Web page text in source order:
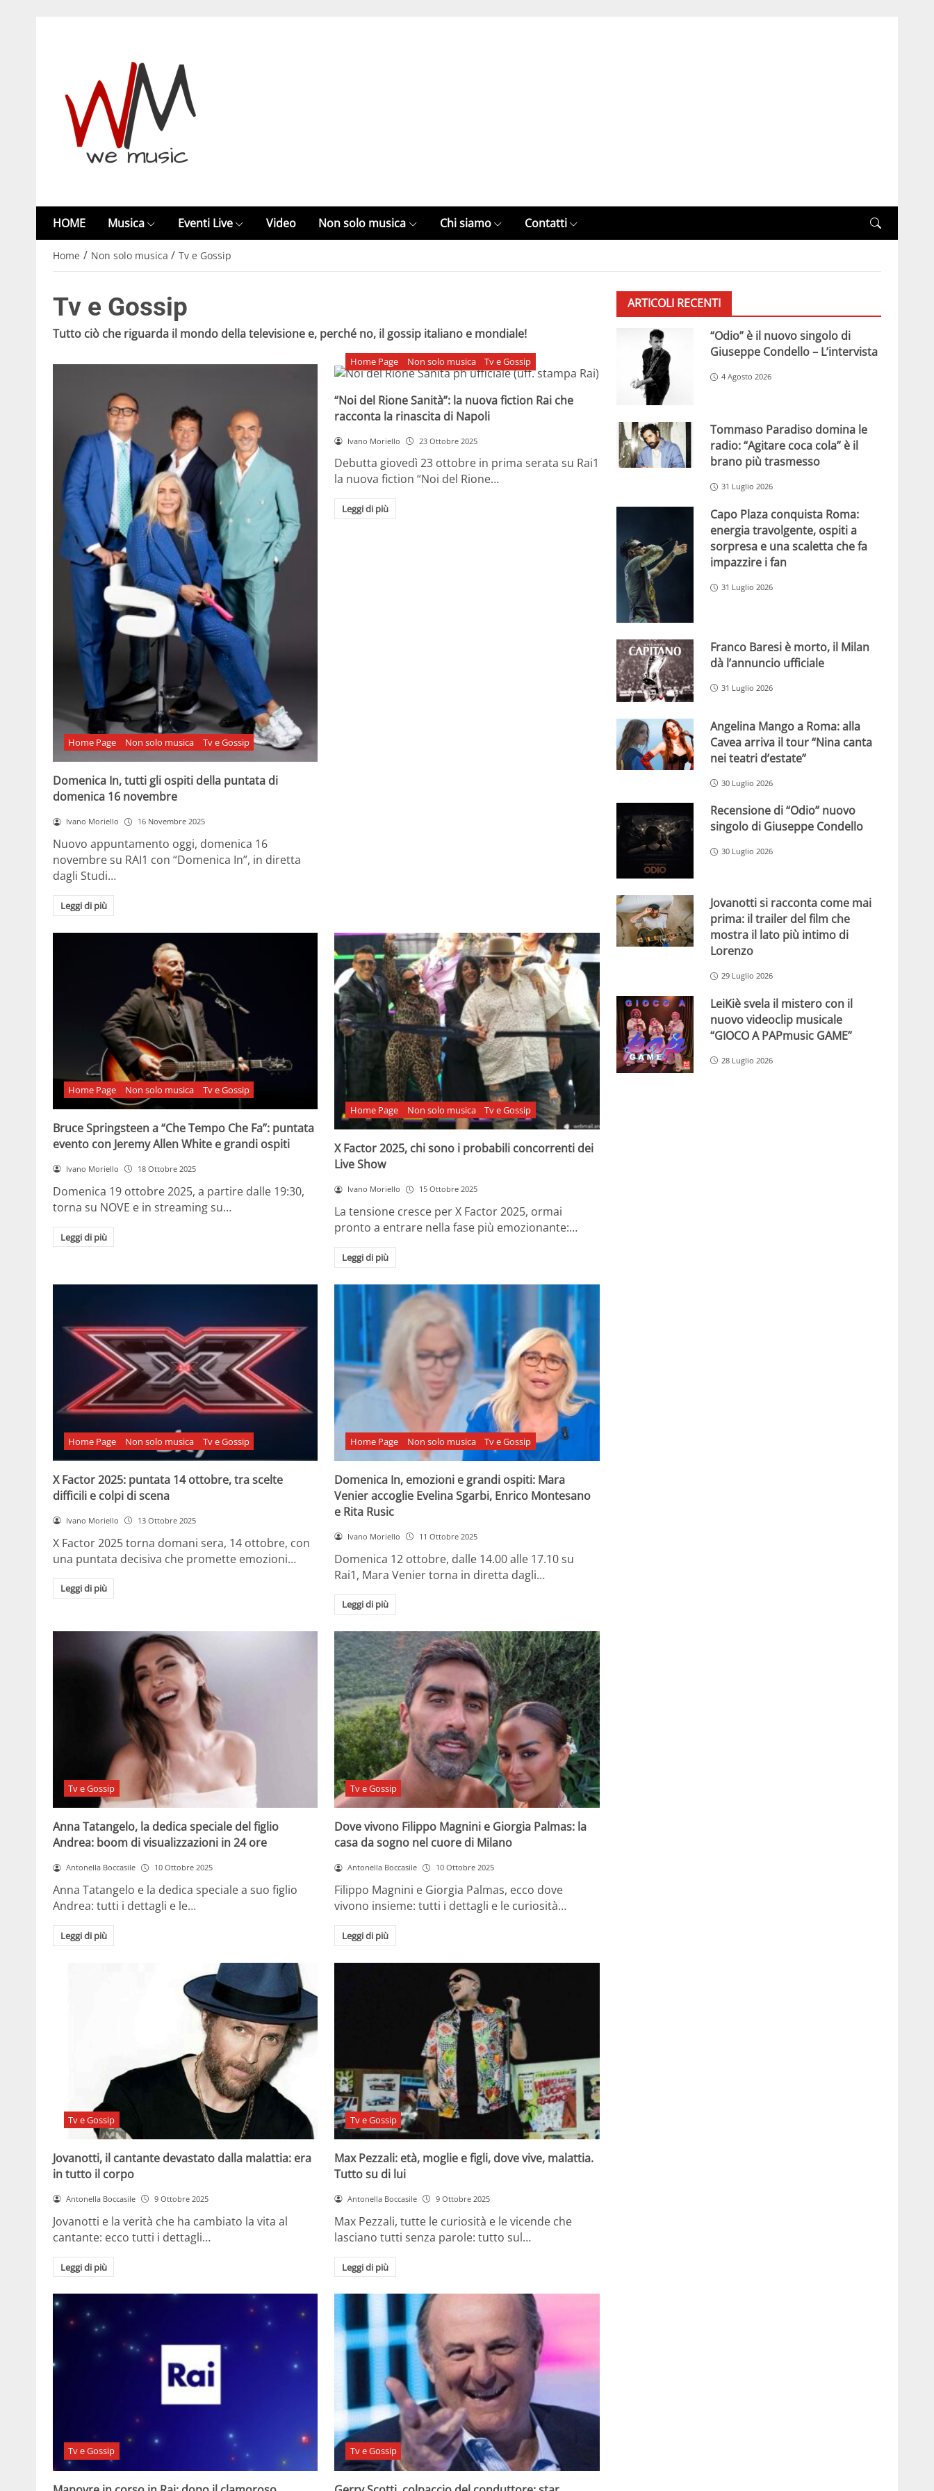
HOME Musica Eventi Live Video Non solo musica Chi siamo Contatti
Home / Non solo musica / Tv e Gossip
Tv e Gossip
Tutto ciò che riguarda il mondo della televisione e, perché no, il gossip italiano e mondiale!
Home Page Non solo musica Tv e Gossip
Domenica In, tutti gli ospiti della puntata di
domenica 16 novembre
Ivano Moriello 16 Novembre 2025
Nuovo appuntamento oggi, domenica 16
novembre su RAI1 con “Domenica In”, in diretta
dagli Studi…
Leggi di più
Home Page Non solo musica Tv e Gossip
“Noi del Rione Sanità”: la nuova fiction Rai che
racconta la rinascita di Napoli
Ivano Moriello 23 Ottobre 2025
Debutta giovedì 23 ottobre in prima serata su Rai1
la nuova fiction “Noi del Rione…
Leggi di più
Home Page Non solo musica Tv e Gossip
Bruce Springsteen a “Che Tempo Che Fa”: puntata
evento con Jeremy Allen White e grandi ospiti
Ivano Moriello 18 Ottobre 2025
Domenica 19 ottobre 2025, a partire dalle 19:30,
torna su NOVE e in streaming su…
Leggi di più
Home Page Non solo musica Tv e Gossip
X Factor 2025, chi sono i probabili concorrenti dei
Live Show
Ivano Moriello 15 Ottobre 2025
La tensione cresce per X Factor 2025, ormai
pronto a entrare nella fase più emozionante:…
Leggi di più
Home Page Non solo musica Tv e Gossip
X Factor 2025: puntata 14 ottobre, tra scelte
difficili e colpi di scena
Ivano Moriello 13 Ottobre 2025
X Factor 2025 torna domani sera, 14 ottobre, con
una puntata decisiva che promette emozioni…
Leggi di più
Home Page Non solo musica Tv e Gossip
Domenica In, emozioni e grandi ospiti: Mara
Venier accoglie Evelina Sgarbi, Enrico Montesano
e Rita Rusic
Ivano Moriello 11 Ottobre 2025
Domenica 12 ottobre, dalle 14.00 alle 17.10 su
Rai1, Mara Venier torna in diretta dagli…
Leggi di più
Tv e Gossip
Anna Tatangelo, la dedica speciale del figlio
Andrea: boom di visualizzazioni in 24 ore
Antonella Boccasile 10 Ottobre 2025
Anna Tatangelo e la dedica speciale a suo figlio
Andrea: tutti i dettagli e le…
Leggi di più
Tv e Gossip
Dove vivono Filippo Magnini e Giorgia Palmas: la
casa da sogno nel cuore di Milano
Antonella Boccasile 10 Ottobre 2025
Filippo Magnini e Giorgia Palmas, ecco dove
vivono insieme: tutti i dettagli e le curiosità…
Leggi di più
Tv e Gossip
Jovanotti, il cantante devastato dalla malattia: era
in tutto il corpo
Antonella Boccasile 9 Ottobre 2025
Jovanotti e la verità che ha cambiato la vita al
cantante: ecco tutti i dettagli…
Leggi di più
Tv e Gossip
Max Pezzali: età, moglie e figli, dove vive, malattia.
Tutto su di lui
Antonella Boccasile 9 Ottobre 2025
Max Pezzali, tutte le curiosità e le vicende che
lasciano tutti senza parole: tutto sul…
Leggi di più
Tv e Gossip Tv e Gossip
ARTICOLI RECENTI
“Odio” è il nuovo singolo di
Giuseppe Condello – L’intervista
4 Agosto 2026
Tommaso Paradiso domina le
radio: “Agitare coca cola” è il
brano più trasmesso
31 Luglio 2026
Capo Plaza conquista Roma:
energia travolgente, ospiti a
sorpresa e una scaletta che fa
impazzire i fan
31 Luglio 2026
Franco Baresi è morto, il Milan
dà l’annuncio ufficiale
31 Luglio 2026
Angelina Mango a Roma: alla
Cavea arriva il tour “Nina canta
nei teatri d’estate”
30 Luglio 2026
Recensione di “Odio” nuovo
singolo di Giuseppe Condello
30 Luglio 2026
Jovanotti si racconta come mai
prima: il trailer del film che
mostra il lato più intimo di
Lorenzo
29 Luglio 2026
LeiKiè svela il mistero con il
nuovo videoclip musicale
“GIOCO A PAPmusic GAME”
28 Luglio 2026